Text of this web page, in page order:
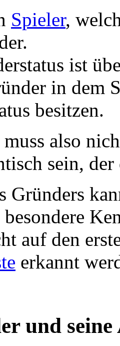
Spieler,
ist
in dem
besitzen.
also
sein,
Gründers
auf den
erkannt
und